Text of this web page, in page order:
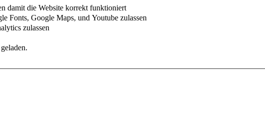
damit die Website korrekt funktioniert
Fonts, Google Maps, und Youtube zulassen
zulassen